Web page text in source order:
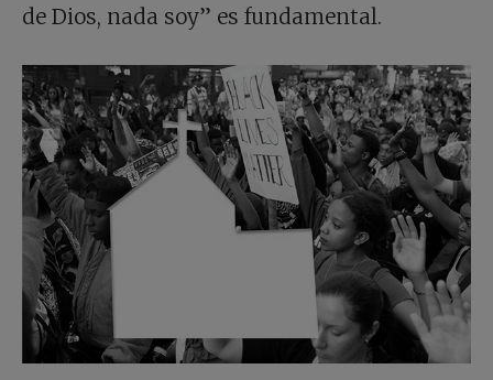
de Dios, nada soy” es fundamental.